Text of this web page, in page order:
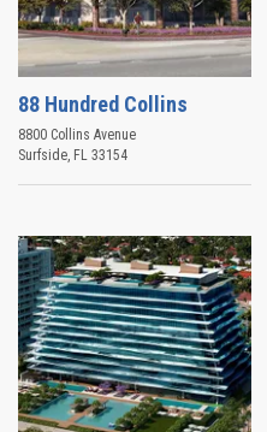
88 Hundred Collins
8800 Collins Avenue
Surfside, FL 33154